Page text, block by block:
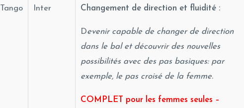
Tango Inter Changement de direction et fluidité :
Devenir capable de changer de direction
dans le bal et découvrir des nouvelles
possibilités avec des pas basiques: par
exemple, le pas croisé de la femme.
COMPLET pour les femmes seules –